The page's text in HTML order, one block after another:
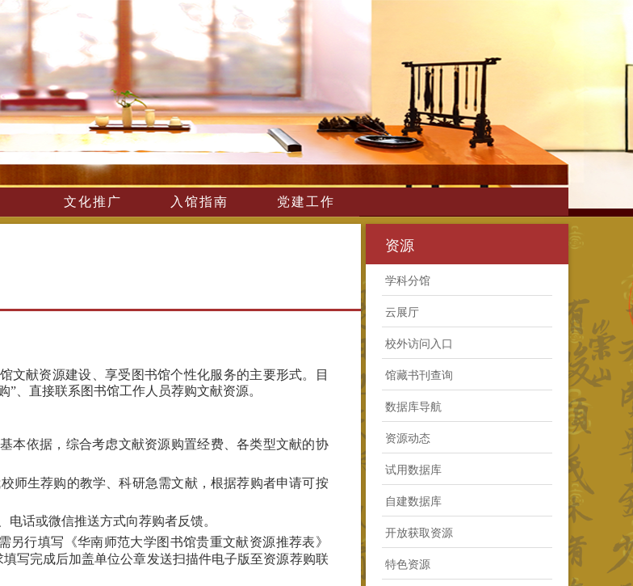
文化推广 入馆指南 党建工作
文献资源建设、享受图书馆个性化服务的主要形式。目
、直接联系图书馆工作人员荐购文献资源。
本依据，综合考虑文献资源购置经费、各类型文献的协
师生荐购的教学、科研急需文献，根据荐购者申请可按
话或微信推送方式向荐购者反馈。
行填写《华南师范大学图书馆贵重文献资源推荐表》
填写完成后加盖单位公章发送扫描件电子版至资源荐购联
资源
学科分馆
云展厅
校外访问入口
馆藏书刊查询
数据库导航
资源动态
试用数据库
自建数据库
开放获取资源
特色资源